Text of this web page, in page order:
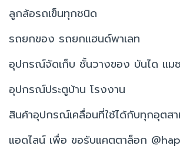
ลูกล้อรถเข็นทุกชนิด
รถยกของ รถยกแฮนด์พาเลท
อุปกรณ์จัดเก็บ ชั้นวางของ บันได แม
อุปกรณ์ประตูบ้าน โรงงาน
สินค้าอุปกรณ์เคลื่อนที่ใช้ได้กับทุกอุตส
แอดไลน์ เพื่อ ขอรับแคตตาล็อก